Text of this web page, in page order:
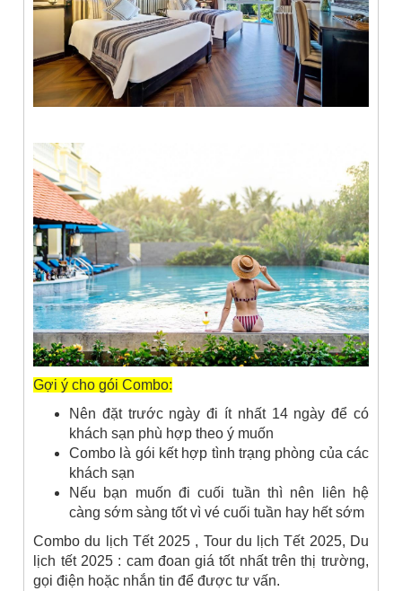
Gợi ý cho gói Combo:
Nên đặt trước ngày đi ít nhất 14 ngày để có
khách sạn phù hợp theo ý muốn
Combo là gói kết hợp tình trạng phòng của các
khách sạn
Nếu bạn muốn đi cuối tuần thì nên liên hệ
càng sớm sàng tốt vì vé cuối tuần hay hết sớm
Combo du lịch Tết 2025 , Tour du lịch Tết 2025, Du
lịch tết 2025 : cam đoan giá tốt nhất trên thị trường,
gọi điện hoặc nhắn tin để được tư vấn.